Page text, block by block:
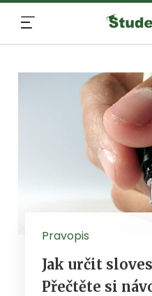
Pravopis
Jak určit
Přečtěte si